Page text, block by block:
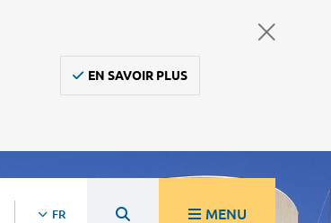
EN SAVOIR PLUS
FR MENU